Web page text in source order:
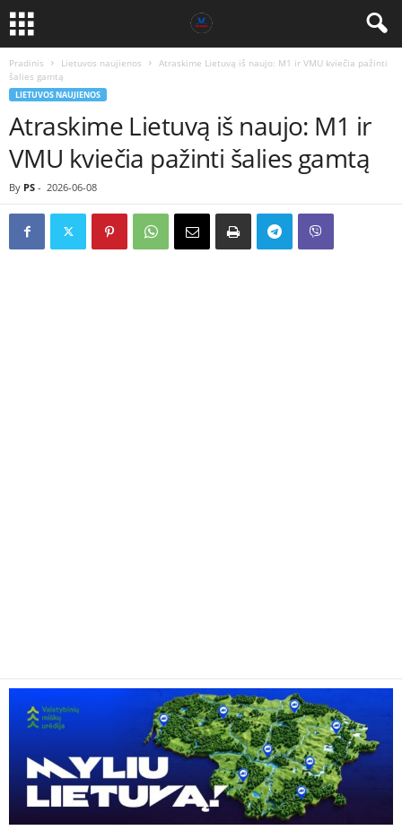
Pradinis Lietuvos naujienos
Atraskime Lietuvą iš naujo: M1 ir VMU kviečia pažinti
šalies gamtą
LIETUVOS NAUJIENOS
Atraskime Lietuvą iš naujo: M1 ir
VMU kviečia pažinti šalies gamtą
By PS - 2026-06-08